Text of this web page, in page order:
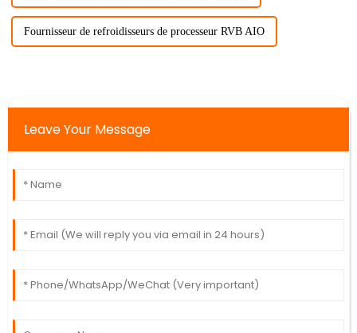
Fournisseur de refroidisseurs de processeur RVB AIO
Leave Your Message